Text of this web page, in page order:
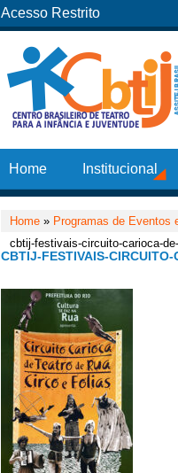
Acesso Restrito
Home Institucional
Home » Programas de Eventos
cbtij-festivais-circuito-carioca-
CBTIJ-FESTIVAIS-